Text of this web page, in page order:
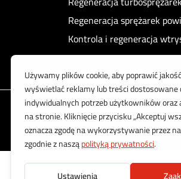
Regeneracja sprężarek
Kontrola i regeneracja
Korzystamy z bezpiecznych